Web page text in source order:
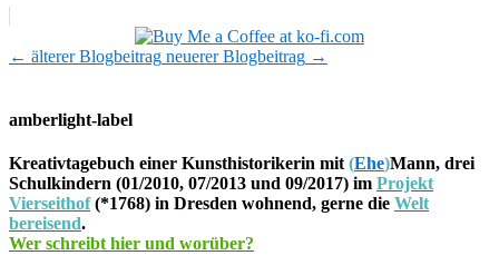
← älterer Blogbeitrag neuerer Blogbeitrag →
amberlight-label
Kreativtagebuch einer Kunsthistorikerin mit (Ehe)Mann, drei
Schulkindern (01/2010, 07/2013 und 09/2017) im Projekt
Vierseithof(*1768) in Dresden wohnend, gerne die Welt
bereisend.
Wer schreibt hier und worüber?